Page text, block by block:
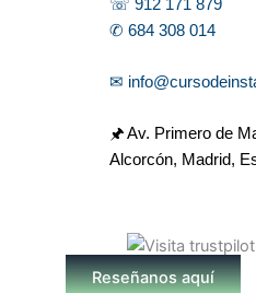
☏ 912 171 879
✆ 684 308 014
✉
🖈 Av. Primero de
Alcorcón, Madrid,
Reseñanos aquí